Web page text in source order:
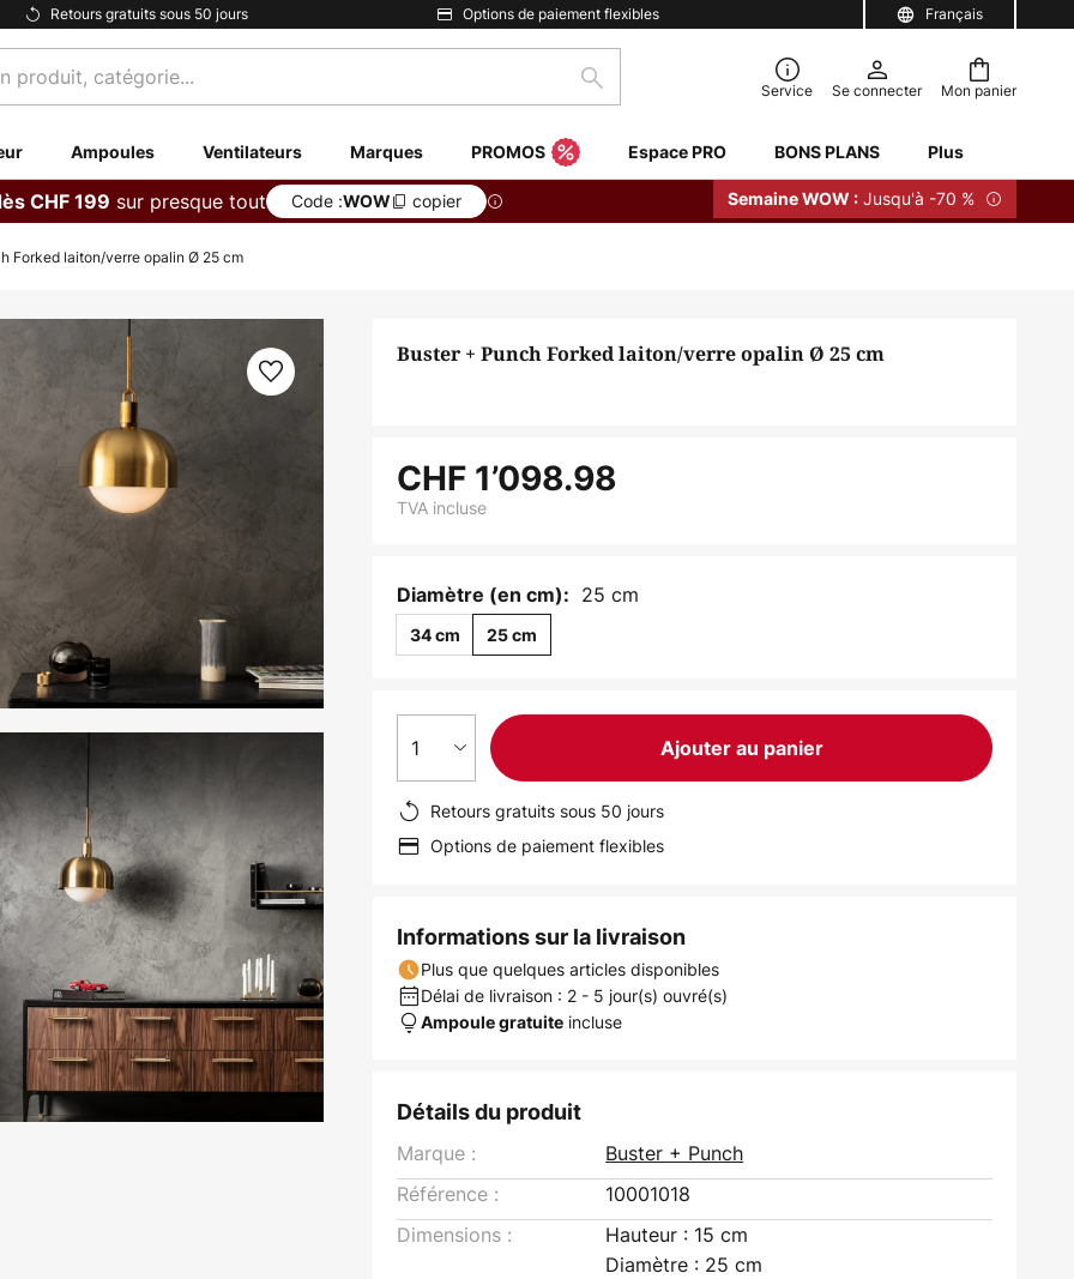
Français
Retours gratuits sous 50 jours Options de paiement flexibles
Mon panier
Rechercher Service Se connecter
Ampoules Ventilateurs Marques PROMOS Espace PRO BONS PLANS Plus
CHF 199 sur presque tout Code :WOW copier Semaine WOW : Jusqu'à -70 %
Forked laiton/verre opalin Ø 25 cm
Buster + Punch Forked laiton/verre opalin Ø 25 cm
CHF 1’098.98
TVA incluse
Diamètre (en cm): 25 cm
34 cm 25 cm
1 Ajouter au panier
Retours gratuits sous 50 jours
Options de paiement flexibles
Informations sur la livraison
Plus que quelques articles disponibles
Délai de livraison : 2 - 5 jour(s) ouvré(s)
Ampoule gratuite incluse
Détails du produit
Marque :
Buster + Punch
Référence :
10001018
Dimensions :
Hauteur : 15 cm
Diamètre : 25 cm